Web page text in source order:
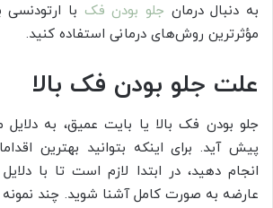
به دنبال درمان جلو بودن فک با
مؤثرترین روش‌های درمانی استفاده کنید.
علت جلو بودن فک بالا
جلو بودن فک بالا یا بایت عمیق، به
پیش آید. برای اینکه بتوانید بهترین
انجام دهید، در ابتدا لازم است تا با
عارضه به صورت کامل آشنا شوید. چند نمونه